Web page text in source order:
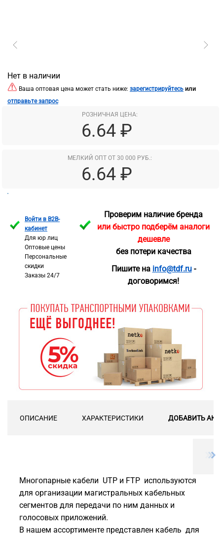
Нет в наличии
Ваша оптовая цена может стать ниже: зарегистрируйтесь или
отправьте запрос
РОЗНИЧНАЯ ЦЕНА:
6.64 ₽
МЕЛКИЙ ОПТ ОТ 30 000 РУБ.:
6.64 ₽
Войти в B2B-
кабинет
Для юр лиц
Оптовые цены
Персональные
скидки
Заказы 24/7
Проверим наличие бренда
или быстро подберём аналоги
дешевле
без потери качества
Пишите на info@tdf.ru-
договоримся!
ОПИСАНИЕ ХАРАКТЕРИСТИКИ ДОБАВИТЬ
Многопарные кабели UTP и FTP используются
для организации магистральных кабельных
сегментов для передачи по ним данных и
голосовых приложений.
В нашем ассортименте представлен кабель для